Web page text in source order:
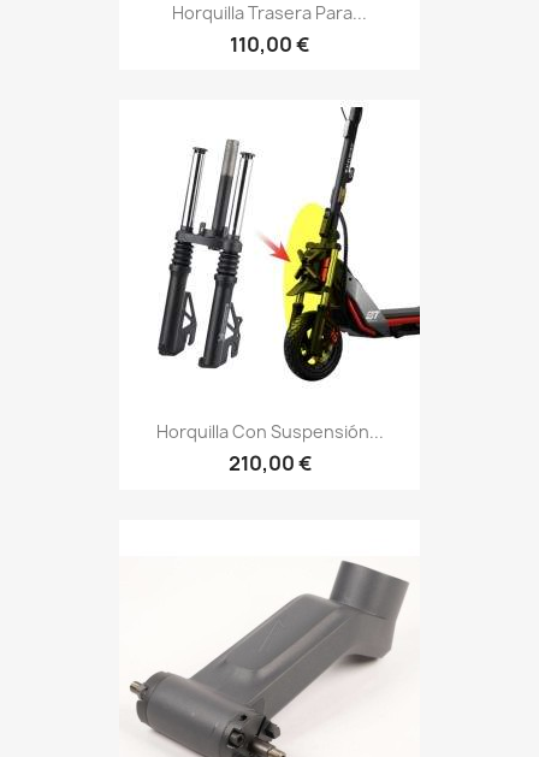
Horquilla Trasera Para...
110,00 €
Horquilla Con Suspensión...
210,00 €